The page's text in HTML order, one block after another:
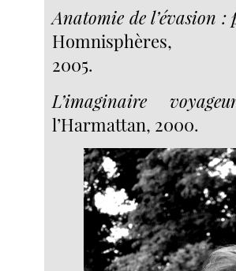
Anatomie de l’évasion
Homnisphères,
2005.
L’imaginaire
l’Harmattan, 2000.